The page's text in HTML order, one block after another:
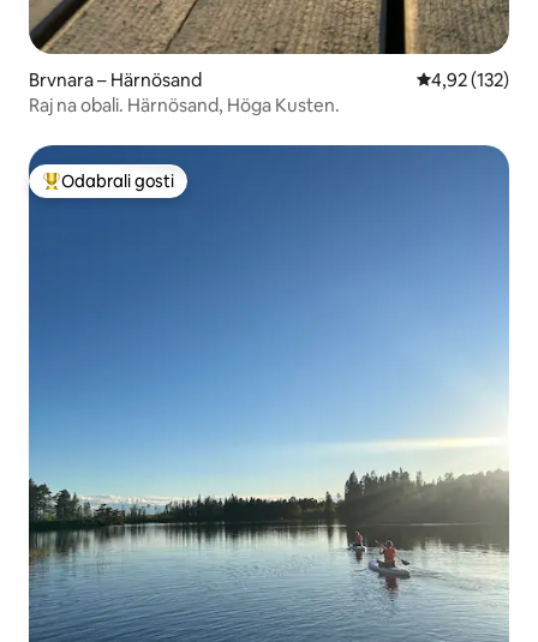
Brvnara – Härnösand Prosječna
4,92 (132)
Raj na obali. Härnösand, Höga Kusten.
Među najviše rangiranima s oznakom „Odabrali gosti”
Odabrali gosti